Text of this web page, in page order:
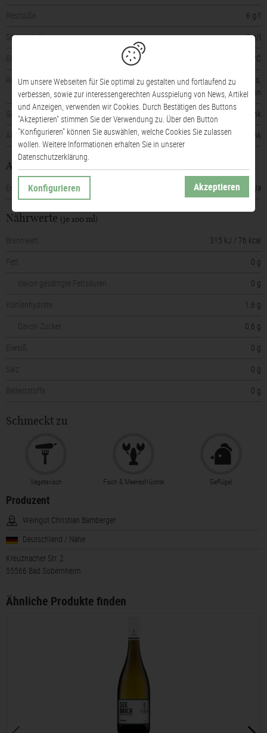
Restsüße
6 g/l
Säuregehalt
6 g/l
Empfohlene Trinktemperatur
von 8 bis 10 °C
Rebsorte(n)
Cabernet Dorsa, Cabernet Cortis,
Cabernet Sauvignon
Gärung
Edelstahltank
Ausbau
Edelstahltank
Allergene
Enthält Sulfite
Ja
Nährwerte (je 100 ml)
Brennwert
315 kJ / 76 kcal
Fett
0 g
davon gesättigte Fettsäuren
0 g
Kohlenhydrate
1,6 g
Davon Zucker
0,6 g
Eiweiß
0 g
Salz
0 g
Ballaststoffe
0 g
Schmeckt zu
Vegetarisch Fisch & Meeresfrüchte Geflügel
Produzent
Weingut Christian Bamberger
Deutschland / Nahe
Kreuznacher Str. 2
55566 Bad Sobernheim
Ähnliche Produkte finden
Um unsere Webseiten für Sie optimal zu gestalten und fortlaufend zu
verbessen, sowie zur interessengerechten Ausspielung von News, Artikel
und Anzeigen, verwenden wir Cookies. Durch Bestätigen des Buttons
"Akzeptieren" stimmen Sie der Verwendung zu. Über den Button
"Konfigurieren" können Sie auswählen, welche Cookies Sie zulassen
wollen. Weitere Informationen erhalten Sie in unserer
Datenschutzerklärung.
Konfigurieren Akzeptieren